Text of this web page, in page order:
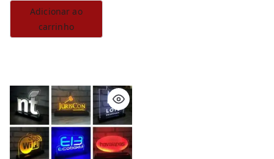
Adicionar ao
carrinho